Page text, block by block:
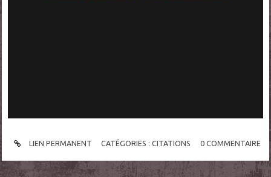
LIEN PERMANENT CATÉGORIES :CITATIONS 0 COMMENTAIRE